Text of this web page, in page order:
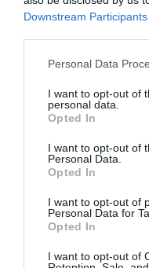
Downstream Participants
Personal Data
I want to opt-out of
personal data.
Opted In
I want to opt-out of
Personal Data.
Opted In
I want to opt-out of
Personal Data for
Opted In
I want to opt-out of
Δείτε όλα τα
Νέοι
Tags
ΚΑΛΟΚΑΙΡΙΝΑ ΦΕΣΤΙΒΑΛ
ΠΕΡΙΟΔΕΙΕΣ ΕΛΛΗΝΩΝ